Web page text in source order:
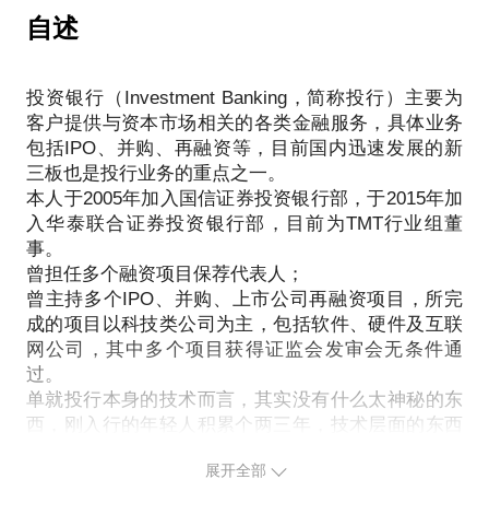
本人于2005年开始从事投资银行业务，曾经主持多家
公司的IPO、并购及再融资项目，所服务的客户以科
TMT行业组。在从事投资银行业务之前，曾任职于国
内知名软件公司，对科技类公司具有直接的工作经
验。
我可以在以下方面与你分享我的经验：
整体资本规划：涵盖企业全生命周期，分析企业在不
同阶段所应进行的金融活动，例如怎样引入不同偏好
的投资者，怎样设计融资架构，怎样为未来不同阶段
的资本运作打好基础；
新三板挂牌：根据企业目前实际经营情况，为新三板
挂牌及后续资本运作提供建议，例如新三板挂牌过程
中，如何对企业组织结构、股权结构等进行调整，新
三板挂牌后，如何通过IPO或并购与创业板和主板衔
接；
资本市场整体状况，为企业IPO提供建议，例如怎样
自述
投资银行（Investment Banking，简称投行）主要为
客户提供与资本市场相关的各类金融服务，具体业务
包括IPO、并购、再融资等，目前国内迅速发展的新
三板也是投行业务的重点之一。
本人于2005年加入国信证券投资银行部，于2015年加
入华泰联合证券投资银行部，目前为TMT行业组董
事。
曾担任多个融资项目保荐代表人；
曾主持多个IPO、并购、上市公司再融资项目，所完
成的项目以科技类公司为主，包括软件、硬件及互联
网公司，其中多个项目获得证监会发审会无条件通
过。
单就投行本身的技术而言，其实没有什么太神秘的东
西，刚入行的年轻人积累个两三年，技术层面的东西
要的还是为人处世，能否得到他人的认可，能否帮助
展开全部